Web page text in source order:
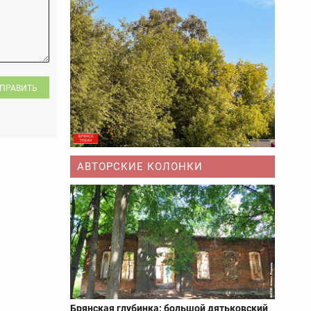
АВТОРСКИЕ КОЛОНКИ
Брянская глубинка: большой дятьковский